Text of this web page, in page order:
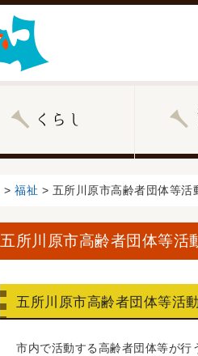
> 福祉 > 五所川原市高齢者団体等活
五所川原市高齢者団体等活
五所川原市高齢者団体等活
市内で活動する高齢者団体等が